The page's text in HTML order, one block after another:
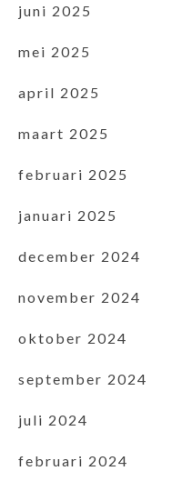
juni 2025
mei 2025
april 2025
maart 2025
februari 2025
januari 2025
december 2024
november 2024
oktober 2024
september 2024
juli 2024
februari 2024